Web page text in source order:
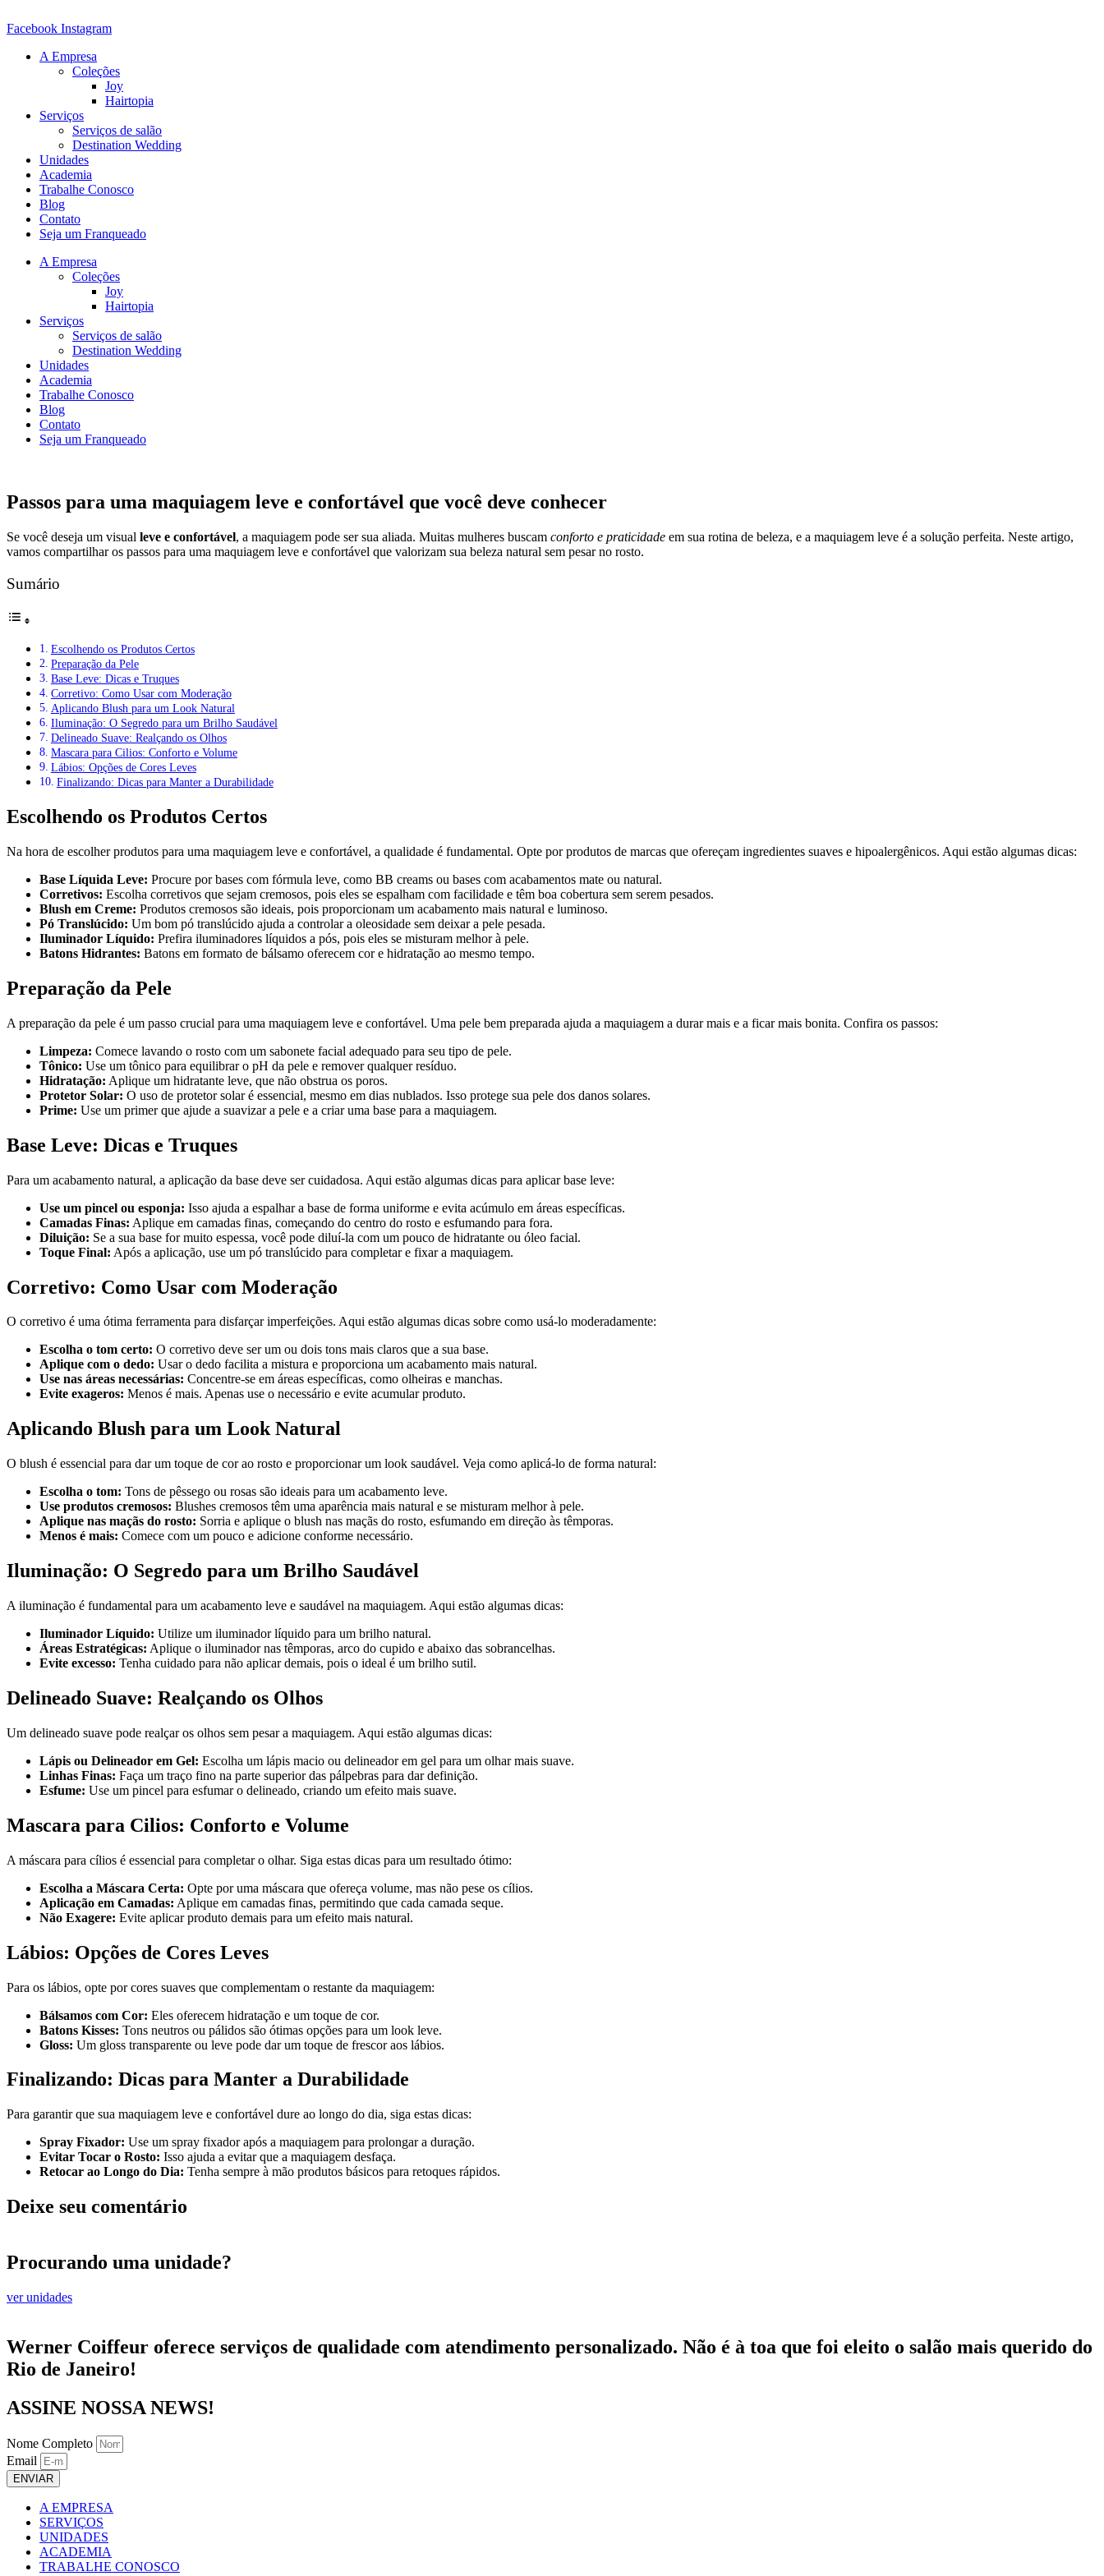
para
conteúdo
Facebook Instagram
A Empresa
Coleções
Joy
Hairtopia
Serviços
Serviços de salão
Destination Wedding
Unidades
Academia
Trabalhe Conosco
Blog
Contato
Seja um Franqueado
A Empresa
Coleções
Joy
Hairtopia
Serviços
Serviços de salão
Destination Wedding
Unidades
Academia
Trabalhe Conosco
Blog
Contato
Seja um Franqueado
Passos para uma maquiagem leve e confortável que você deve conhecer
Se você deseja um visual leve e confortável, a maquiagem pode ser sua aliada. Muitas mulheres buscam conforto e praticidade em sua rotina de beleza, e a maquiagem leve é a solução perfeita. Neste artigo,
vamos compartilhar os passos para uma maquiagem leve e confortável que valorizam sua beleza natural sem pesar no rosto.
Sumário
Escolhendo os Produtos Certos
Preparação da Pele
Base Leve: Dicas e Truques
Corretivo: Como Usar com Moderação
Aplicando Blush para um Look Natural
Iluminação: O Segredo para um Brilho Saudável
Delineado Suave: Realçando os Olhos
Mascara para Cilios: Conforto e Volume
Lábios: Opções de Cores Leves
Finalizando: Dicas para Manter a Durabilidade
Escolhendo os Produtos Certos
Na hora de escolher produtos para uma maquiagem leve e confortável, a qualidade é fundamental. Opte por produtos de marcas que ofereçam ingredientes suaves e hipoalergênicos. Aqui estão algumas dicas:
Base Líquida Leve: Procure por bases com fórmula leve, como BB creams ou bases com acabamentos mate ou natural.
Corretivos: Escolha corretivos que sejam cremosos, pois eles se espalham com facilidade e têm boa cobertura sem serem pesados.
Blush em Creme: Produtos cremosos são ideais, pois proporcionam um acabamento mais natural e luminoso.
Pó Translúcido: Um bom pó translúcido ajuda a controlar a oleosidade sem deixar a pele pesada.
Iluminador Líquido: Prefira iluminadores líquidos a pós, pois eles se misturam melhor à pele.
Batons Hidrantes: Batons em formato de bálsamo oferecem cor e hidratação ao mesmo tempo.
Preparação da Pele
A preparação da pele é um passo crucial para uma maquiagem leve e confortável. Uma pele bem preparada ajuda a maquiagem a durar mais e a ficar mais bonita. Confira os passos:
Limpeza: Comece lavando o rosto com um sabonete facial adequado para seu tipo de pele.
Tônico: Use um tônico para equilibrar o pH da pele e remover qualquer resíduo.
Hidratação: Aplique um hidratante leve, que não obstrua os poros.
Protetor Solar: O uso de protetor solar é essencial, mesmo em dias nublados. Isso protege sua pele dos danos solares.
Prime: Use um primer que ajude a suavizar a pele e a criar uma base para a maquiagem.
Base Leve: Dicas e Truques
Para um acabamento natural, a aplicação da base deve ser cuidadosa. Aqui estão algumas dicas para aplicar base leve:
Use um pincel ou esponja: Isso ajuda a espalhar a base de forma uniforme e evita acúmulo em áreas específicas.
Camadas Finas: Aplique em camadas finas, começando do centro do rosto e esfumando para fora.
Diluição: Se a sua base for muito espessa, você pode diluí-la com um pouco de hidratante ou óleo facial.
Toque Final: Após a aplicação, use um pó translúcido para completar e fixar a maquiagem.
Corretivo: Como Usar com Moderação
O corretivo é uma ótima ferramenta para disfarçar imperfeições. Aqui estão algumas dicas sobre como usá-lo moderadamente:
Escolha o tom certo: O corretivo deve ser um ou dois tons mais claros que a sua base.
Aplique com o dedo: Usar o dedo facilita a mistura e proporciona um acabamento mais natural.
Use nas áreas necessárias: Concentre-se em áreas específicas, como olheiras e manchas.
Evite exageros: Menos é mais. Apenas use o necessário e evite acumular produto.
Aplicando Blush para um Look Natural
O blush é essencial para dar um toque de cor ao rosto e proporcionar um look saudável. Veja como aplicá-lo de forma natural:
Escolha o tom: Tons de pêssego ou rosas são ideais para um acabamento leve.
Use produtos cremosos: Blushes cremosos têm uma aparência mais natural e se misturam melhor à pele.
Aplique nas maçãs do rosto: Sorria e aplique o blush nas maçãs do rosto, esfumando em direção às têmporas.
Menos é mais: Comece com um pouco e adicione conforme necessário.
Iluminação: O Segredo para um Brilho Saudável
A iluminação é fundamental para um acabamento leve e saudável na maquiagem. Aqui estão algumas dicas:
Iluminador Líquido: Utilize um iluminador líquido para um brilho natural.
Áreas Estratégicas: Aplique o iluminador nas têmporas, arco do cupido e abaixo das sobrancelhas.
Evite excesso: Tenha cuidado para não aplicar demais, pois o ideal é um brilho sutil.
Delineado Suave: Realçando os Olhos
Um delineado suave pode realçar os olhos sem pesar a maquiagem. Aqui estão algumas dicas:
Lápis ou Delineador em Gel: Escolha um lápis macio ou delineador em gel para um olhar mais suave.
Linhas Finas: Faça um traço fino na parte superior das pálpebras para dar definição.
Esfume: Use um pincel para esfumar o delineado, criando um efeito mais suave.
Mascara para Cilios: Conforto e Volume
A máscara para cílios é essencial para completar o olhar. Siga estas dicas para um resultado ótimo:
Escolha a Máscara Certa: Opte por uma máscara que ofereça volume, mas não pese os cílios.
Aplicação em Camadas: Aplique em camadas finas, permitindo que cada camada seque.
Não Exagere: Evite aplicar produto demais para um efeito mais natural.
Lábios: Opções de Cores Leves
Para os lábios, opte por cores suaves que complementam o restante da maquiagem:
Bálsamos com Cor: Eles oferecem hidratação e um toque de cor.
Batons Kisses: Tons neutros ou pálidos são ótimas opções para um look leve.
Gloss: Um gloss transparente ou leve pode dar um toque de frescor aos lábios.
Finalizando: Dicas para Manter a Durabilidade
Para garantir que sua maquiagem leve e confortável dure ao longo do dia, siga estas dicas:
Spray Fixador: Use um spray fixador após a maquiagem para prolongar a duração.
Evitar Tocar o Rosto: Isso ajuda a evitar que a maquiagem desfaça.
Retocar ao Longo do Dia: Tenha sempre à mão produtos básicos para retoques rápidos.
Deixe seu comentário
Procurando uma unidade?
ver unidades
Werner Coiffeur oferece serviços de qualidade com atendimento personalizado. Não é à toa que foi eleito o salão mais querido do
Rio de Janeiro!
ASSINE NOSSA NEWS!
Nome Completo
Email
ENVIAR
A EMPRESA
SERVIÇOS
UNIDADES
ACADEMIA
TRABALHE CONOSCO